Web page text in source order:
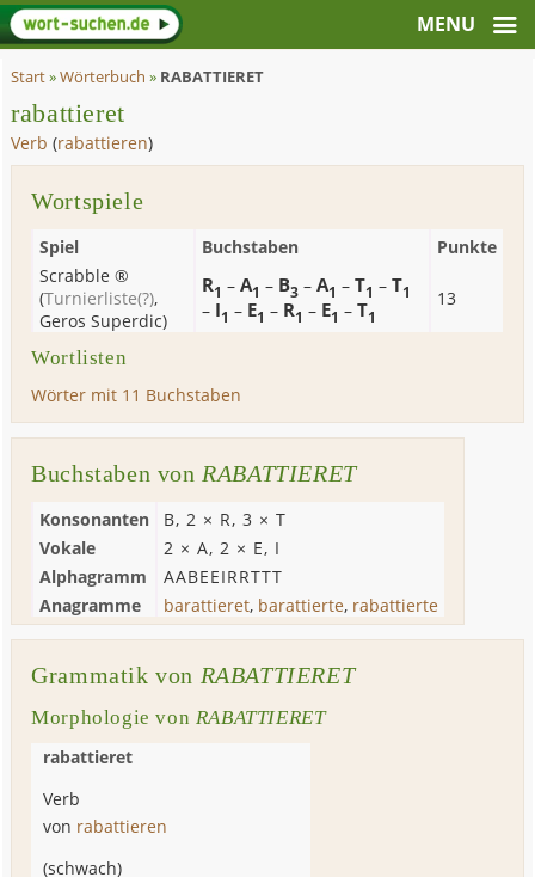
Start»Wörterbuch » RABATTIERET
rabattieret
Verb (rabattieren)
Wortspiele
Spiel Buchstaben
Punkte
Scrabble ®
(Turnierliste(?),
Geros Superdic)
R1 –A1 – B3 –A1 –T1 –T1
– I1 – E1 – R1 – E1 –T1
13
Wortlisten
Wörter mit 11 Buchstaben
Buchstaben von RABATTIERET
Konsonanten B, 2 × R, 3 ×T
Vokale
2 ×A, 2 × E, I
Alphagramm
AABEEIRRTTT
Anagramme
barattieret, barattierte, rabattierte
Grammatik von RABATTIERET
Morphologie von RABATTIERET
rabattieret
Verb
von rabattieren
(schwach)